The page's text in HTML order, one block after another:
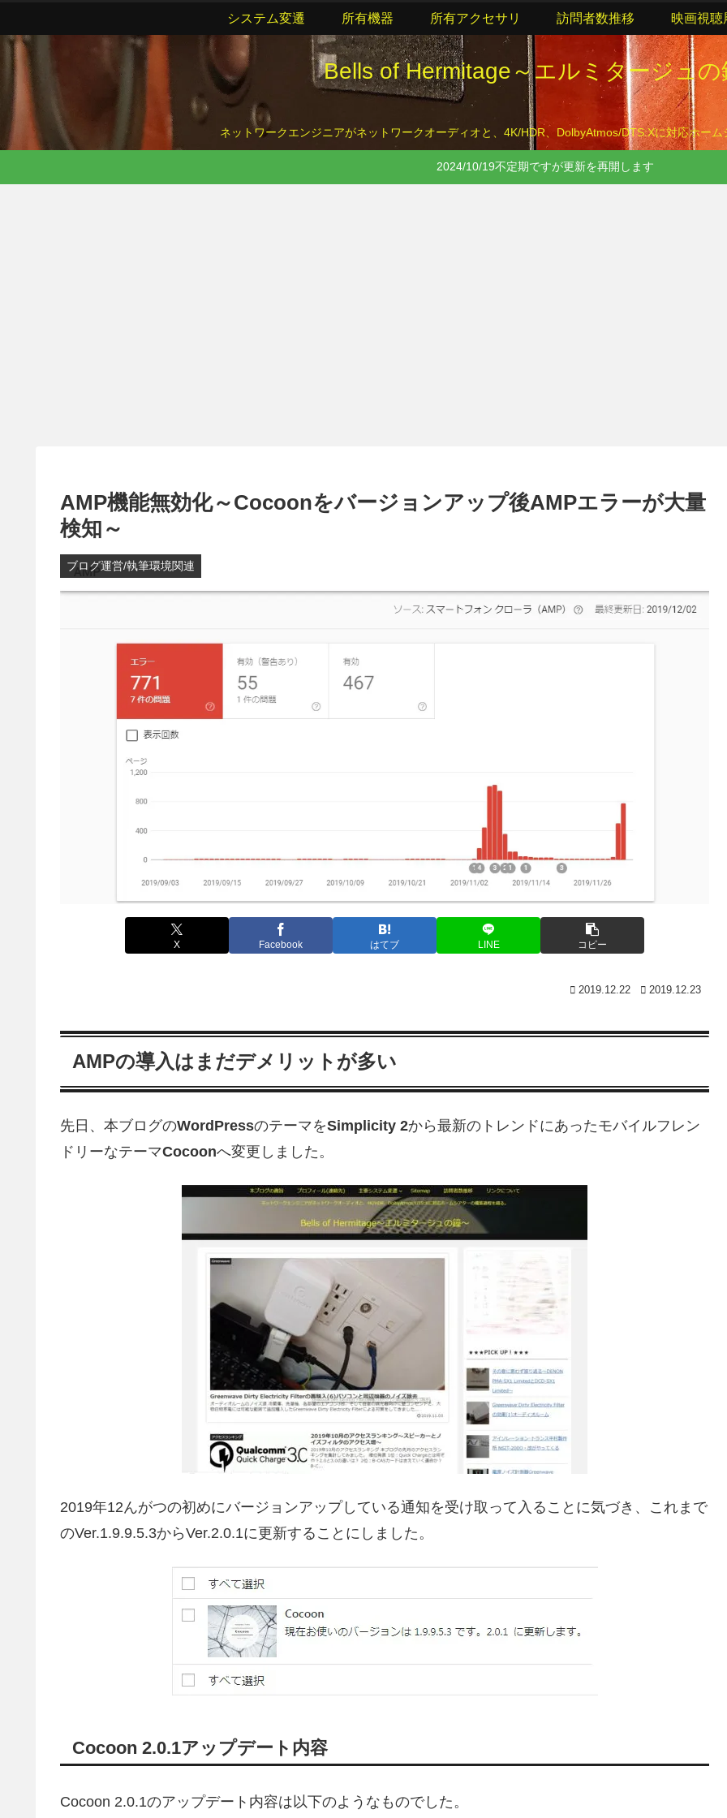
Bells of Hermitage～エルミタージュの
ネットワークエンジニアがネットワークオーディオと、4K/HDR、DolbyAtmos/DTS:Xに対応ホーム
システム変遷 所有機器 所有アクセサリ 訪問者数推移 映画視聴
2024/10/19不定期ですが更新を再開します
AMP機能無効化～Cocoonをバージョンアップ後AMPエラーが大量
検知～
ブログ運営/執筆環境関連
X Facebook はてブ LINE コピー
2019.12.22 2019.12.23
AMPの導入はまだデメリットが多い
先日、本ブログのWordPressのテーマをSimplicity 2から最新のトレンドにあったモバイルフレン
ドリーなテーマCocoonへ変更しました。
2019年12んがつの初めにバージョンアップしている通知を受け取って入ることに気づき、これまで
のVer.1.9.9.5.3からVer.2.0.1に更新することにしました。
Cocoon 2.0.1アップデート内容
Cocoon 2.0.1のアップデート内容は以下のようなものでした。